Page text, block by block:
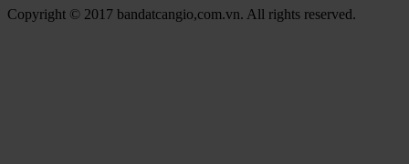
Copyright © 2017 bandatcangio,com.vn. All rights reserved.